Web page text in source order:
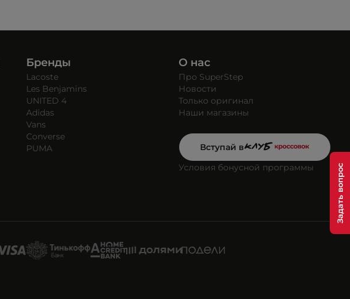
Бренды
Lacoste
Les Benjamins
UNITED 4
Adidas
Vans
Converse
PUMA
О нас
Про SuperStep
Новости
Только оригинал
Наши магазины
Вступай в
Условия бонусной программы